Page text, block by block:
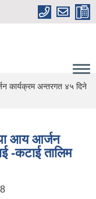
कार्यक्रम अन्तरगत ४५ दिने
आय आर्जन
-कटाई तालिम